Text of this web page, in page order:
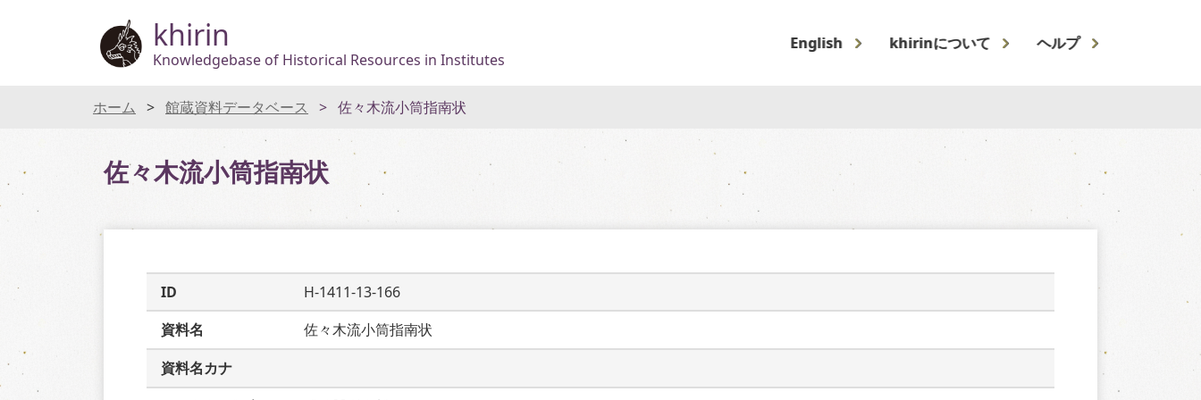
khirin
Knowledgebase of Historical Resources in Institutes
English khirinについて ヘルプ
ホーム 館蔵資料データベース 佐々木流小筒指南状
佐々木流小筒指南状
ID
H-1411-13-166
資料名
佐々木流小筒指南状
資料名カナ